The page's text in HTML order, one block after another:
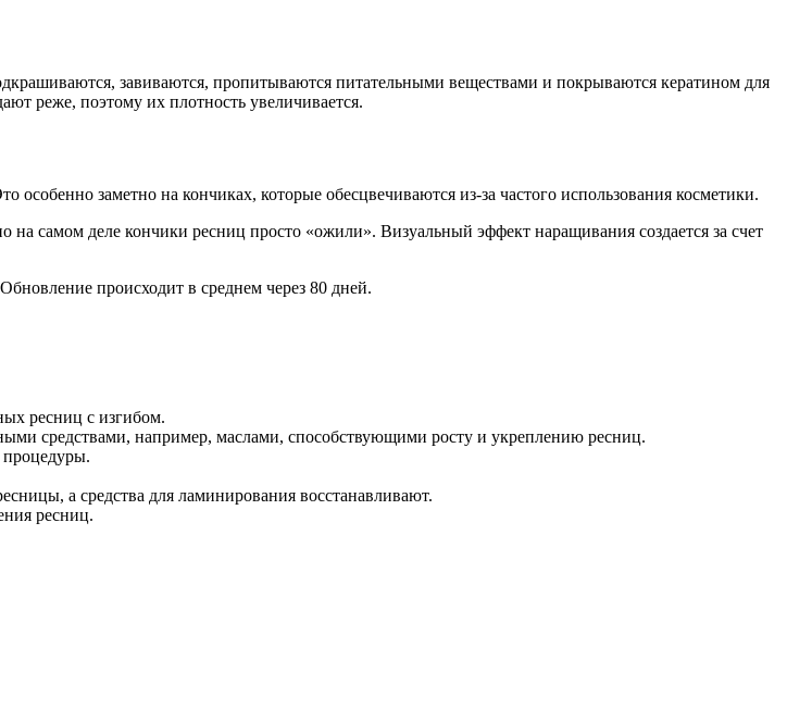
завиваются, пропитываются питательными веществами и покрываются кератином для
реже, поэтому их плотность увеличивается.
заметно на кончиках, которые обесцвечиваются из-за частого использования косметики.
самом деле кончики ресниц просто «ожили». Визуальный эффект наращивания создается за счет
происходит в среднем через 80 дней.
ресниц с изгибом.
средствами, например, маслами, способствующими росту и укреплению ресниц.
а средства для ламинирования восстанавливают.
ресниц.